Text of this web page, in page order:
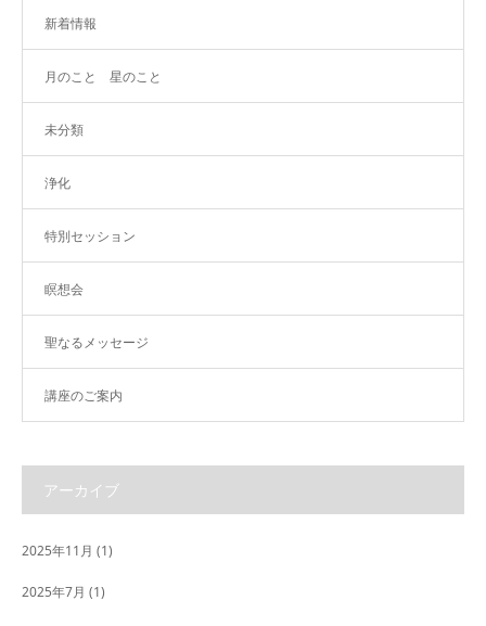
新着情報
月のこと 星のこと
未分類
浄化
特別セッション
瞑想会
聖なるメッセージ
講座のご案内
アーカイブ
2025年11月 (1)
2025年7月 (1)